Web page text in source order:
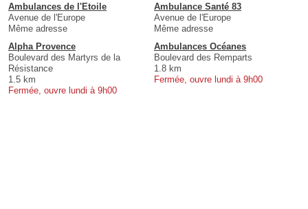
Ambulances de l'Etoile
Avenue de l'Europe
Même adresse
Ambulance Santé 83
Avenue de l'Europe
Même adresse
Alpha Provence
Boulevard des Martyrs de la
Résistance
1.5 km
Fermée, ouvre lundi à 9h00
Ambulances Océanes
Boulevard des Remparts
1.8 km
Fermée, ouvre lundi à 9h00